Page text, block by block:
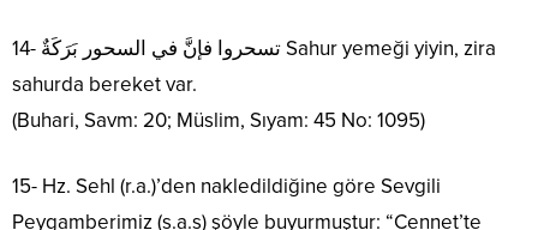
تسحروا فإنَّ في السحور بَرَكَةٌ -14 Sahur yemeği yiyin, zira
sahurda bereket var.
(Buhari, Savm: 20; Müslim, Sıyam: 45 No: 1095)
15- Hz. Sehl (r.a.)’den nakledildiğine göre Sevgili
Peygamberimiz (s.a.s) şöyle buyurmuştur: “Cennet’te